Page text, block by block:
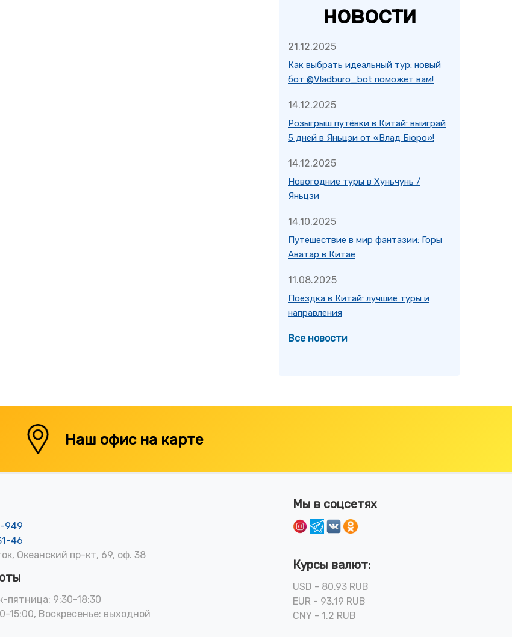
новости
21.12.2025
Как выбрать идеальный тур: новый
бот @Vladburo_bot поможет вам!
14.12.2025
Розыгрыш путёвки в Китай: выиграй
5 дней в Яньцзи от «Влад Бюро»!
14.12.2025
Новогодние туры в Хуньчунь /
Яньцзи
14.10.2025
Путешествие в мир фантазии: Горы
Аватар в Китае
11.08.2025
Поездка в Китай: лучшие туры и
направления
Все новости
Наш офис на карте
949
46
Океанский пр-кт, 69, оф. 38
пятница: 9:30-18:30
15:00, Воскресенье: выходной
Мы в соцсетях
Курсы валют:
USD - 80.93 RUB
EUR - 93.19 RUB
CNY - 1.2 RUB